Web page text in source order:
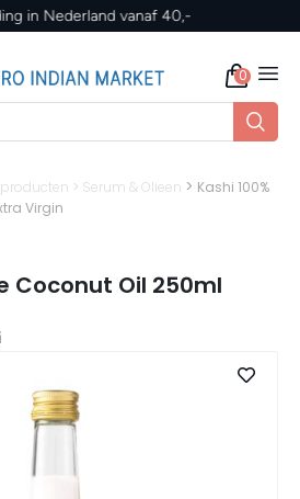
in Nederland vanaf 40,-
0
> Serum & Olieen > Kashi 100%
Virgin
Coconut Oil 250ml